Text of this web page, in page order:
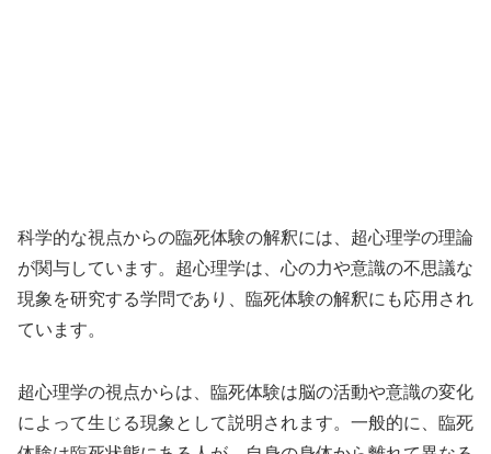
科学的な視点からの臨死体験の解釈には、超心理学の理論
が関与しています。超心理学は、心の力や意識の不思議な
現象を研究する学問であり、臨死体験の解釈にも応用され
ています。
超心理学の視点からは、臨死体験は脳の活動や意識の変化
によって生じる現象として説明されます。一般的に、臨死